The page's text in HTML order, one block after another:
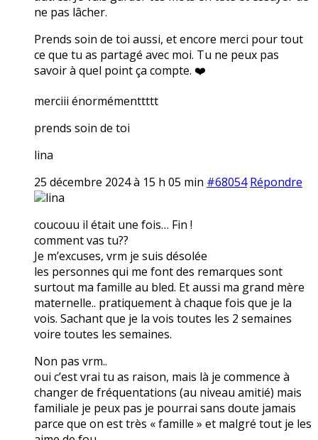
ne pas lâcher.
Prends soin de toi aussi, et encore merci pour tout
ce que tu as partagé avec moi. Tu ne peux pas
savoir à quel point ça compte. ❤️
merciii énormémenttttt
prends soin de toi
lina
25 décembre 2024 à 15 h 05 min #68054 Répondre
lina
coucouu il était une fois… Fin !
comment vas tu??
Je m’excuses, vrm je suis désolée
les personnes qui me font des remarques sont
surtout ma famille au bled. Et aussi ma grand mère
maternelle.. pratiquement à chaque fois que je la
vois. Sachant que je la vois toutes les 2 semaines
voire toutes les semaines.
Non pas vrm..
oui c’est vrai tu as raison, mais là je commence à
changer de fréquentations (au niveau amitié) mais
familiale je peux pas je pourrai sans doute jamais
parce que on est très « famille » et malgré tout je les